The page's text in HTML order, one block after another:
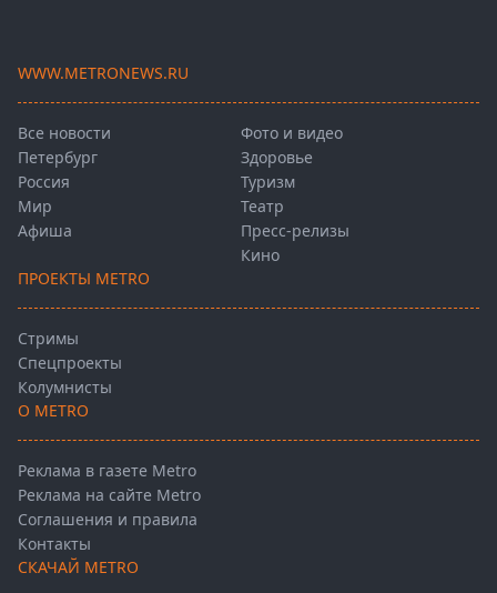
WWW.METRONEWS.RU
Все новости
Петербург
Россия
Мир
Афиша
Фото и видео
Здоровье
Туризм
Театр
Пресс-релизы
Кино
ПРОЕКТЫ METRO
Стримы
Спецпроекты
Колумнисты
О METRO
Реклама в газете Metro
Реклама на сайте Metro
Соглашения и правила
Контакты
СКАЧАЙ METRO